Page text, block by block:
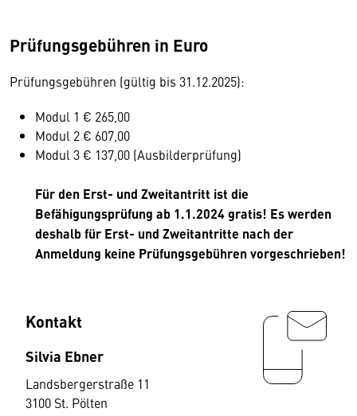
Prüfungsgebühren in Euro
Prüfungsgebühren (gültig bis 31.12.2025):
Modul 1 € 265,00
Modul 2 € 607,00
Modul 3 € 137,00 (Ausbilderprüfung)
Für den Erst- und Zweitantritt ist die
Befähigungsprüfung ab 1.1.2024 gratis! Es werden
deshalb für Erst- und Zweitantritte nach der
Anmeldung keine Prüfungsgebühren vorgeschrieben!
Kontakt
Silvia Ebner
Landsbergerstraße 11
3100 St. Pölten